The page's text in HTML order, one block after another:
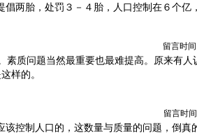
倡两胎，处罚３－４胎，人口控制在６个亿
留言时间
素质问题当然最重要也最难提高。原来有
样的。
留言时
该控制人口的，这数量与质量的问题，倒真